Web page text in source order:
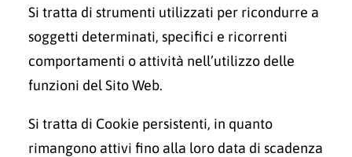
Si tratta di strumenti utilizzati per ricondurre a
soggetti determinati, specifici e ricorrenti
comportamenti o attività nell’utilizzo delle
funzioni del Sito Web.
Si tratta di Cookie persistenti, in quanto
rimangono attivi fino alla loro data di scadenza